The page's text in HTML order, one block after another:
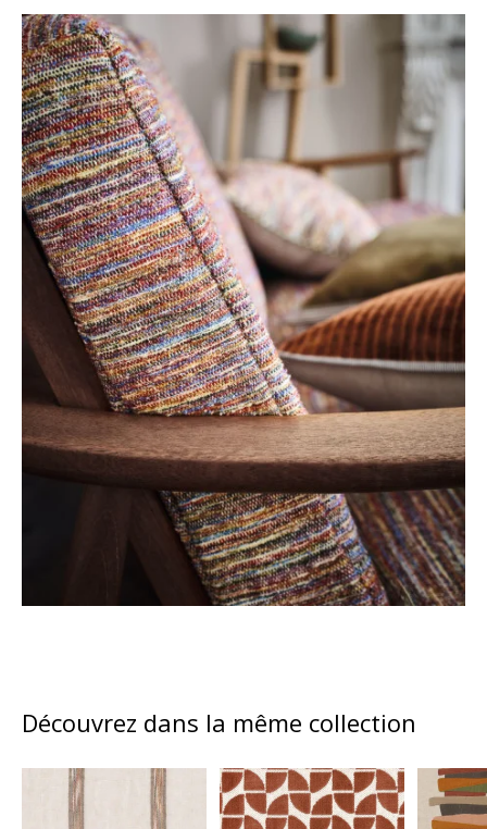
Découvrez dans la même collection